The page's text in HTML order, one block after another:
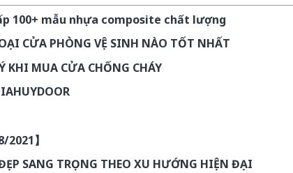
100+ mẫu nhựa composite chất lượng
CỬA PHÒNG VỆ SINH NÀO TỐT NHẤT
KHI MUA CỬA CHỐNG CHÁY
】
SANG TRỌNG THEO XU HƯỚNG HIỆN ĐẠI